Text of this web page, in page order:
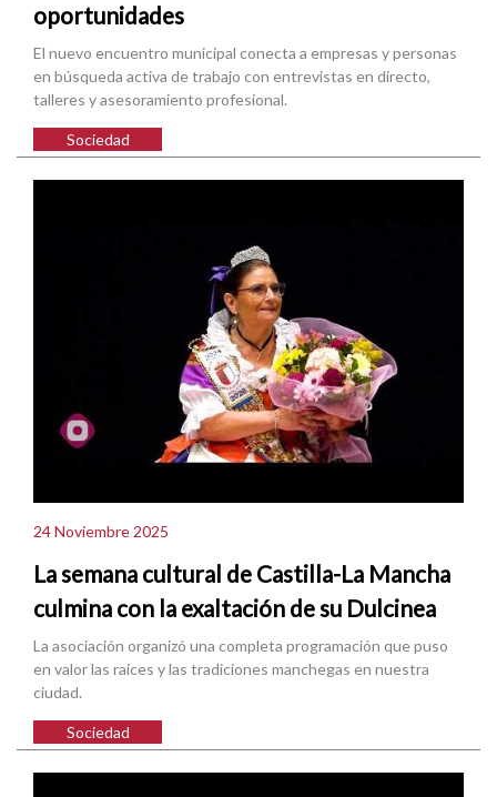
oportunidades
El nuevo encuentro municipal conecta a empresas y personas
en búsqueda activa de trabajo con entrevistas en directo,
talleres y asesoramiento profesional.
Sociedad
24 Noviembre 2025
La semana cultural de Castilla-La Mancha
culmina con la exaltación de su Dulcinea
La asociación organizó una completa programación que puso
en valor las raíces y las tradiciones manchegas en nuestra
ciudad.
Sociedad